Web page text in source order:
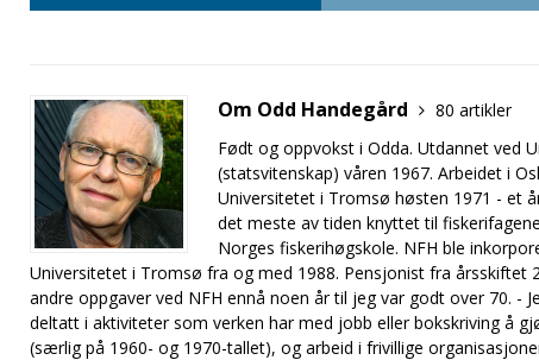
Om Odd Handegård
80 artikler
Født og oppvokst i Odda. Utdannet ved
(statsvitenskap) våren 1967. Arbeidet i
Universitetet i Tromsø høsten 1971 - et
det meste av tiden knyttet til
Norges fiskerihøgskole. NFH ble
Universitetet i Tromsø fra og med 1988. Pensjonist fra årsskiftet
andre oppgaver ved NFH ennå noen år til jeg var godt over 70. -
deltatt i aktiviteter som verken har med jobb eller bokskriving å
(særlig på 1960- og 1970-tallet), og arbeid i frivillige